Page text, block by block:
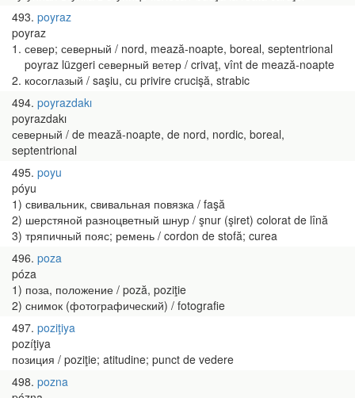
493 poyraz
poyraz
1. север; северный / nord, mează-noapte, boreal, septentrional
poyraz lüzgeri северный ветер / crivaţ, vînt de mează-noapte
2. косоглазый / saşiu, cu privire crucişă, strabic
494 poyrazdakı
poyrazdakı
северный / de mează-noapte, de nord, nordic, boreal,
septentrional
495 poyu
póyu
1) свивальник, свивальная повязка / faşă
2) шерстяной разноцветный шнур / şnur (şiret) colorat de lînă
3) тряпичный пояс; ремень / cordon de stofă; curea
496 poza
póza
1) поза, положение / poză, poziţie
2) снимок (фотографический) / fotografie
497 poziţiya
pozíţiya
позиция / poziţie; atitudine; punct de vedere
498 pozna